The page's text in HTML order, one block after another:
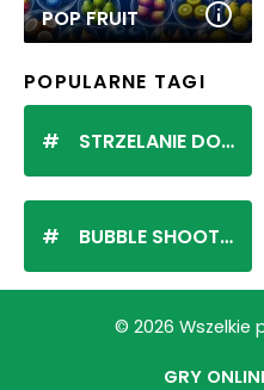
POP FRUIT
POPULARNE TAGI
STRZELANIE DO KULEK
BUBBLE SHOOTER
© 2026 Wszelkie
GRY